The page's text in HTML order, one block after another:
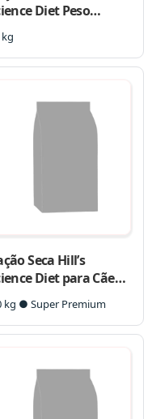
Diet Peso
Frango para
Adultos Porte
e Mini
kg
Seca Hill’s
Diet para Cães
kg ● Super Premium